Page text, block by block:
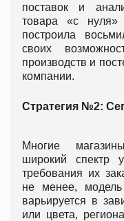
поставок и
товара «с нуля»
построила
своих
производств и
компании.
Стратегия №2:
Многие
широкий спектр
требования их
не менее, модель
варьируется в
или цвета,